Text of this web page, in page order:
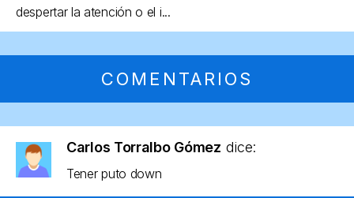
despertar la atención o el i...
COMENTARIOS
Carlos Torralbo Gómez dice:
Tener puto down